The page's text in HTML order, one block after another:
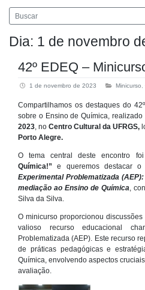
Dia: 1 de novembro
42º EDEQ –
1 de novembro de 2023 Minicurso
Compartilhamos os destaques do
sobre o Ensino de Química,
2023, no Centro Cultural da UFRGS,
Porto Alegre.
O tema central deste encontro foi
Química!” e queremos destacar o
Experimental Problematizada
mediação ao Ensino de Química,
Silva da Silva.
O minicurso proporcionou
valioso recurso educacional
Problematizada (AEP). Este recurso
de práticas pedagógicas e
Química, envolvendo aspectos
avaliação.